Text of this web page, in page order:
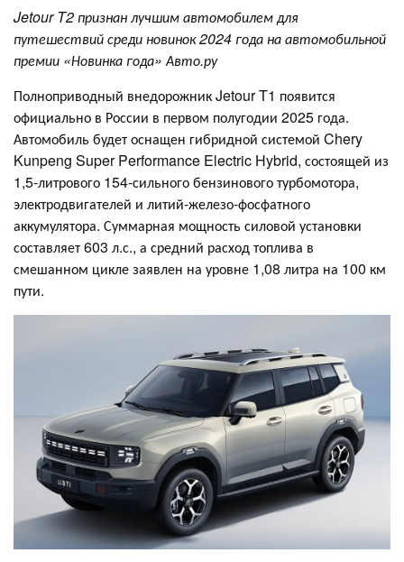
JetourT2 признан лучшим автомобилем для
путешествий среди новинок 2024 года на автомобильной
премии «Новинка года» Авто.ру
Полноприводный внедорожник Jetour T1 появится
официально в России в первом полугодии 2025 года.
Автомобиль будет оснащен гибридной системой Chery
Kunpeng Super Performance Electric Hybrid, состоящей из
1,5-литрового 154-сильного бензинового турбомотора,
электродвигателей и литий-железо-фосфатного
аккумулятора. Суммарная мощность силовой установки
составляет 603 л.с., а средний расход топлива в
смешанном цикле заявлен на уровне 1,08 литра на 100 км
пути.